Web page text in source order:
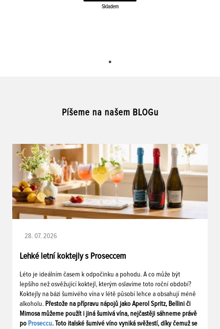
Skladem
Píšeme na našem BLOGu
28. 07. 2026
Lehké letní koktejly s Proseccem
Léto je ideálním časem k odpočinku a pohodu. A co může být
lepšího než osvěžující koktejl, kterým oslavíme toto roční období?
Koktejly na bázi šumivého vína v létě působí lehce a obsahují méně
alkoholu. Přestože na přípravu nápojů jako Aperol Spritz, Bellini či
Mimosa můžeme použít i jiná šumivá vína, nejčastěji sáhneme právě
po Proseccu. Toto italské šumivé víno vyniká svěžestí, díky čemuž se